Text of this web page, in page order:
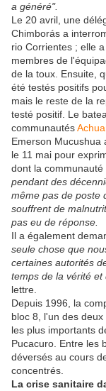
a généré".
Le 20 avril, une
Chimborás a
rio Corrientes ; elle
membres de
de la toux. Ensuite,
été testés positifs
mais le reste de la
testé positif. Le
communautés
Emerson Mucushua
le 11 mai pour
dont la communauté
pendant des
même pas de poste
souffrent de
pas eu de réponse.
Il a également
seule chose que
certaines autorités
temps de la vérité et
lettre.
Depuis 1996, la
bloc 8, l'un des
les plus importants
Pucacuro. Entre les
déversés au cours
concentrés.
La crise sanitaire